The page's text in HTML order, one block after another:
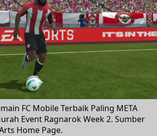
FC Mobile Terbaik Paling META
Event Ragnarok Week 2. Sumber
Home Page.